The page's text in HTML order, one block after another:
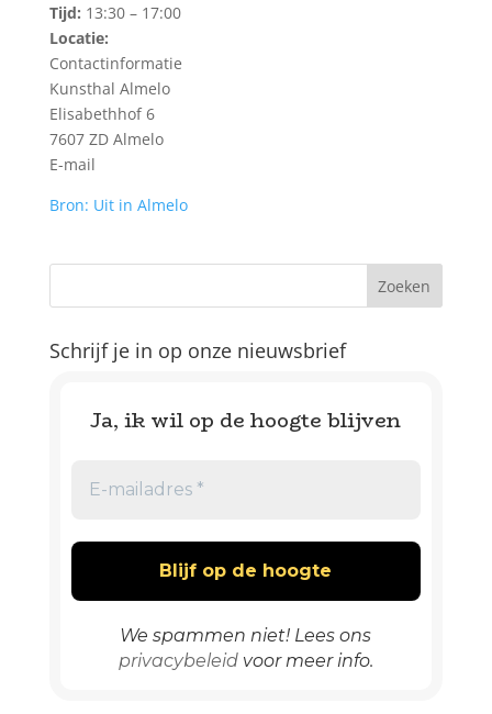
Tijd: 13:30 – 17:00
Locatie:
Contactinformatie
Kunsthal Almelo
Elisabethhof 6
7607 ZD Almelo
E-mail
Bron: Uit in Almelo
Schrijf je in op onze nieuwsbrief
Ja, ik wil op de hoogte blijven
We spammen niet! Lees ons
privacybeleidvoor meer info.